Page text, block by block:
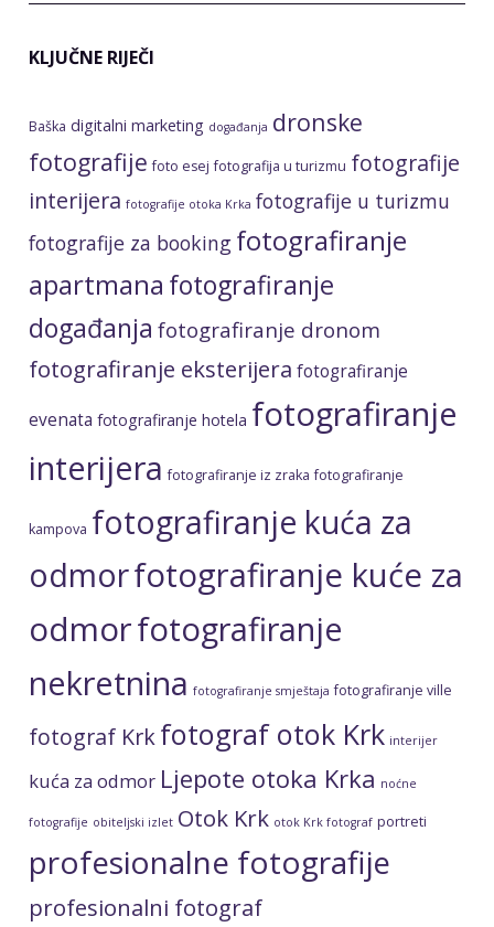
KLJUČNE RIJEČI
Baška digitalni marketing događanja dronske
fotografije foto esej fotografija u turizmu fotografije
interijera fotografije otoka Krka fotografije u turizmu
fotografije za booking fotografiranje
apartmana fotografiranje
događanja fotografiranje dronom
fotografiranje eksterijera fotografiranje
evenata fotografiranje hotela fotografiranje
interijera fotografiranje iz zraka fotografiranje
kampova fotografiranje kuća za
odmorfotografiranje kuće za
odmorfotografiranje
nekretnina fotografiranje smještaja fotografiranje ville
fotograf Krkfotograf otok Krk interijer
kuća za odmor Ljepote otoka Krka noćne
fotografije obiteljski izlet Otok Krk otok Krk fotograf portreti
profesionalne fotografije
profesionalni fotograf